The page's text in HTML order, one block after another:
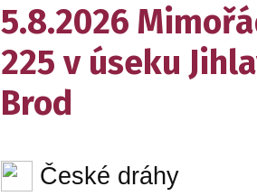
5.8.2026
225 v úseku
Brod
České dráhy